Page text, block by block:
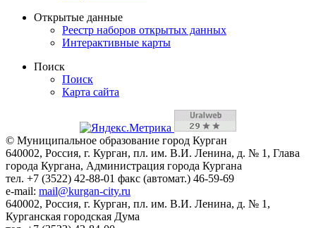
Открытые данные
Реестр наборов открытых данных
Интерактивные карты
Поиск
Поиск
Карта сайта
© Муниципальное образование город Курган
640002, Россия, г. Курган, пл. им. В.И. Ленина, д. № 1, Глава
города Кургана, Администрация города Кургана
тел. +7 (3522) 42-88-01 факс (автомат.) 46-59-69
e-mail: mail@kurgan-city.ru
640002, Россия, г. Курган, пл. им. В.И. Ленина, д. № 1,
Курганская городская Дума